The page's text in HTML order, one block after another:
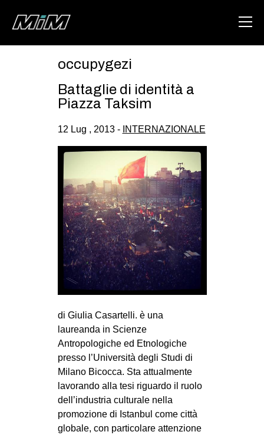
ABOUT
AREA
DEGENERAZIONE
GAZA FREESTYLE
CSOA LAMBRETTA
MSM
STUDENTI TSUNAMI
ZAM
MILANO
MOBILITAZIONI
SPAZI
SPORT POPOLARE
MOVIMENTI
AMBIENTE
ANTIFASCISMO
DIRITTO ALL’ABITARE
occupygezi
Battaglie di identità a
Piazza Taksim
12 Lug , 2013 - INTERNAZIONALE
di Giulia Casartelli. è una
laureanda in Scienze
Antropologiche ed Etnologiche
presso l’Università degli Studi di
Milano Bicocca. Sta attualmente
lavorando alla tesi riguardo il ruolo
dell’industria culturale nella
promozione di Istanbul come città
globale, con particolare attenzione